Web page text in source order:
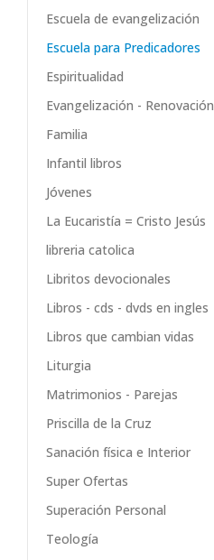
Escuela de evangelización
Escuela para Predicadores
Espiritualidad
Evangelización - Renovación
Familia
Infantil libros
Jóvenes
La Eucaristía = Cristo Jesús
libreria catolica
Libritos devocionales
Libros - cds - dvds en ingles
Libros que cambian vidas
Liturgia
Matrimonios - Parejas
Priscilla de la Cruz
Sanación física e Interior
Super Ofertas
Superación Personal
Teología